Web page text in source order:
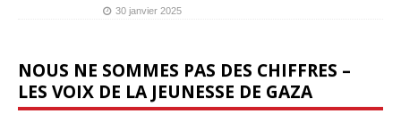
30 janvier 2025
NOUS NE SOMMES PAS DES CHIFFRES –
LES VOIX DE LA JEUNESSE DE GAZA